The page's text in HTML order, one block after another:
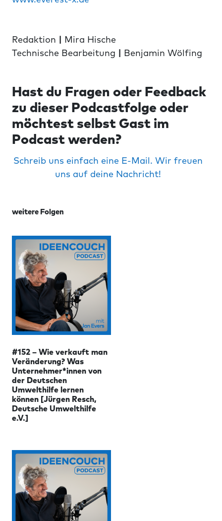
Redaktion | Mira Hische
Technische Bearbeitung | Benjamin Wölfing
Hast du Fragen oder Feedback
zu dieser Podcastfolge oder
möchtest selbst Gast im
Podcast werden?
Schreib uns einfach eine E-Mail. Wir freuen
uns auf deine Nachricht!
weitere Folgen
#152 – Wie verkauft man
Veränderung? Was
Unternehmer*innen von
der Deutschen
Umwelthilfe lernen
können [Jürgen Resch,
Deutsche Umwelthilfe
e.V.]